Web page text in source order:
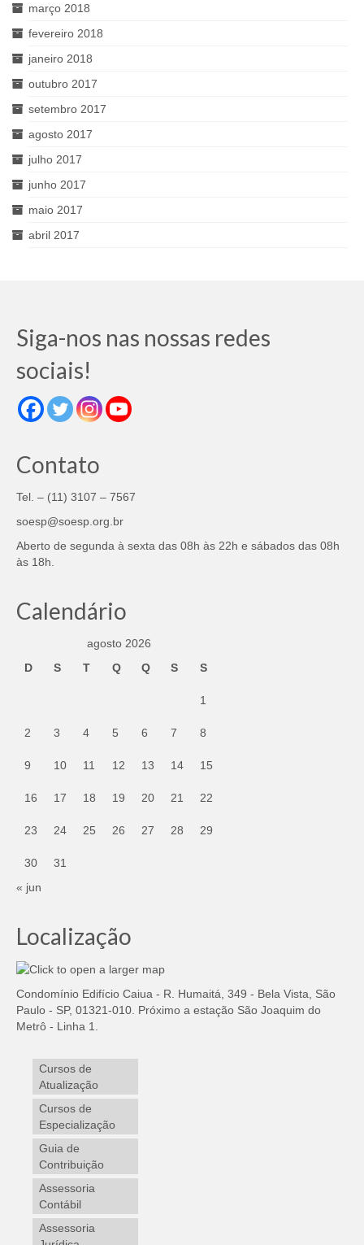
março 2018
fevereiro 2018
janeiro 2018
outubro 2017
setembro 2017
agosto 2017
julho 2017
junho 2017
maio 2017
abril 2017
Siga-nos nas nossas redes
sociais!
Contato
Tel. – (11) 3107 – 7567
soesp@soesp.org.br
Aberto de segunda à sexta das 08h às 22h e sábados das 08h
às 18h.
Calendário
agosto 2026
D
S T Q Q S S
1
2 3 4 5 6 7 8
9 10 11 12 13 14 15
16 17 18 19 20 21 22
23 24 25 26 27 28 29
30
31
« jun
Localização
Condomínio Edifício Caiua - R. Humaitá, 349 - Bela Vista, São
Paulo - SP, 01321-010. Próximo a estação São Joaquim do
Metrô - Linha 1.
Cursos de
Atualização
Cursos de
Especialização
Guia de
Contribuição
Assessoria
Contábil
Assessoria